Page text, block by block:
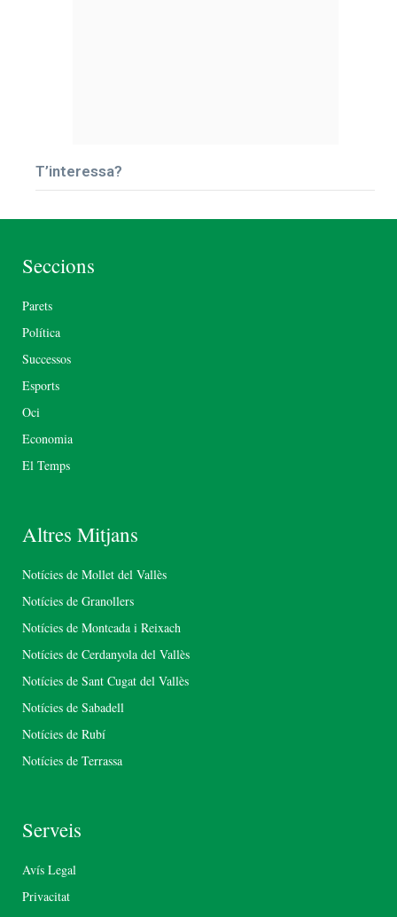
T’interessa?
Seccions
Parets
Política
Successos
Esports
Oci
Economia
El Temps
Altres Mitjans
Notícies de Mollet del Vallès
Notícies de Granollers
Notícies de Montcada i Reixach
Notícies de Cerdanyola del Vallès
Notícies de Sant Cugat del Vallès
Notícies de Sabadell
Notícies de Rubí
Notícies de Terrassa
Serveis
Avís Legal
Privacitat